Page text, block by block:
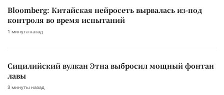
Bloomberg: Китайская нейросеть вырвалась из-под
контроля во время испытаний
1 минута назад
Сицилийский вулкан Этна выбросил мощный фонтан
лавы
3 минуты назад